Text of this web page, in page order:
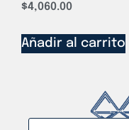
$4,060.00
Añadir al carrito